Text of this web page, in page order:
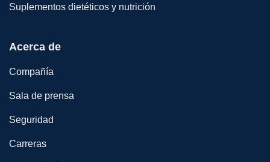
Suplementos dietéticos y nutrición
Acerca de
Compañía
Sala de prensa
Seguridad
Carreras